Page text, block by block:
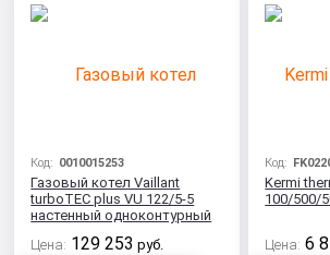
Код: 0010015253
Газовый котел Vaillant
turboTEC plus VU 122/5-5
настенный одноконтурный
Цена: 129 253 руб.
Код:
Kermi
100/500/
Цена: 6